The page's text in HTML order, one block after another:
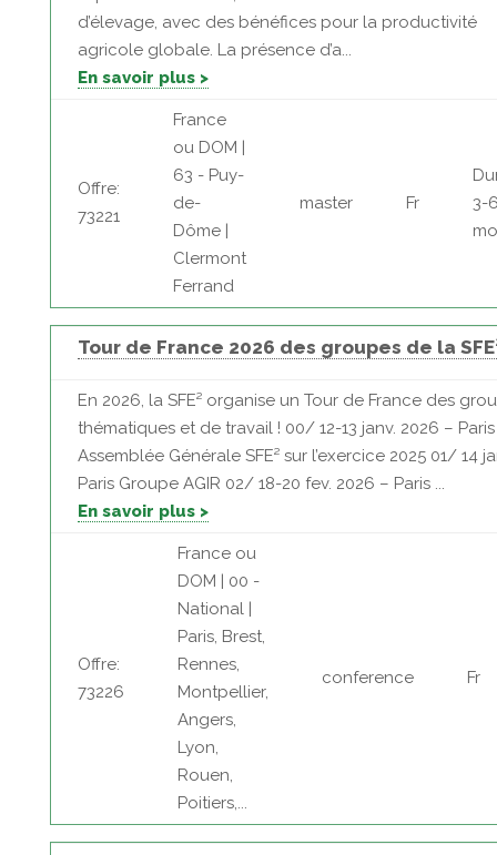
d’élevage, avec des bénéfices pour la productivité
agricole globale. La présence d’a...
En savoir plus >
Offre:
73221
France
ou DOM |
63 - Puy-
de-
Dôme |
Clermont
Ferrand
master Fr
3-
Tour de France 2026 des groupes de la
En 2026, la SFE² organise un Tour de France des
thématiques et de travail ! 00/ 12-13 janv. 2026 – Paris
Assemblée Générale SFE² sur l’exercice 2025 01/ 14
Paris Groupe AGIR 02/ 18-20 fev. 2026 – Paris ...
En savoir plus >
Offre:
73226
France ou
DOM | 00 -
National |
Paris, Brest,
Rennes,
Montpellier,
Angers,
Lyon,
Rouen,
Poitiers,...
conference Fr